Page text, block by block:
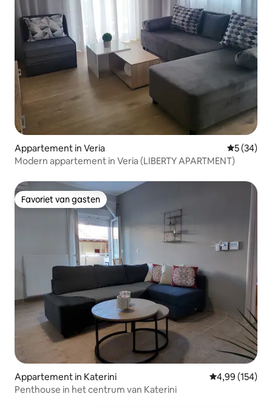
Appartement in Veria
5 (34)
Modern appartement in Veria (LIBERTY APARTMENT)
Favoriet van gasten
Favoriet van gasten
Appartement in Katerini Gemiddelde
4,99 (154)
Penthouse in het centrum van Katerini